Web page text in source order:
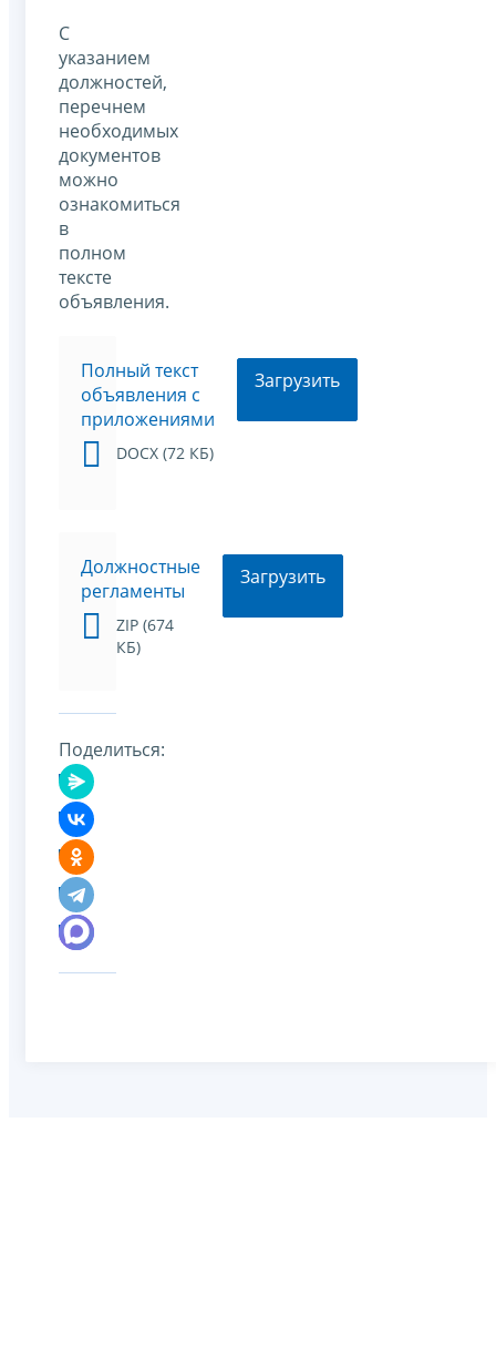
С
указанием
должностей,
перечнем
необходимых
документов
можно
ознакомиться
в
полном
тексте
объявления.
Полный текст
объявления с
приложениями
DOCX (72 КБ)
Загрузить
Должностные
регламенты
ZIP (674
КБ)
Загрузить
Поделиться: